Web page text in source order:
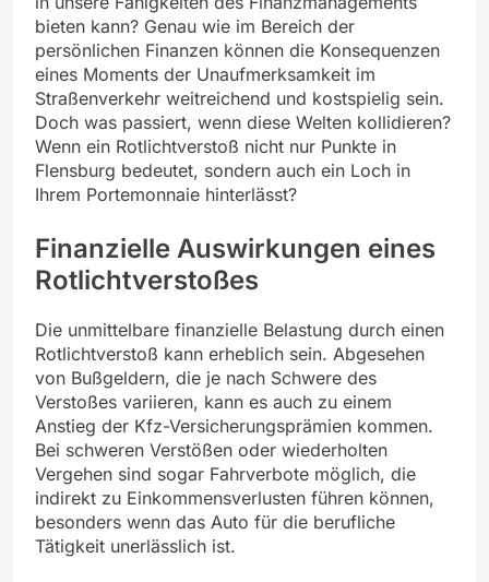
bieten kann? Genau wie im Bereich der
persönlichen Finanzen können die Konsequenzen
eines Moments der Unaufmerksamkeit im
Straßenverkehr weitreichend und kostspielig sein.
Doch was passiert, wenn diese Welten kollidieren?
Wenn ein Rotlichtverstoß nicht nur Punkte in
Flensburg bedeutet, sondern auch ein Loch in
Ihrem Portemonnaie hinterlässt?
Finanzielle Auswirkungen eines
Rotlichtverstoßes
Die unmittelbare finanzielle Belastung durch einen
Rotlichtverstoß kann erheblich sein. Abgesehen
von Bußgeldern, die je nach Schwere des
Verstoßes variieren, kann es auch zu einem
Anstieg der Kfz-Versicherungsprämien kommen.
Bei schweren Verstößen oder wiederholten
Vergehen sind sogar Fahrverbote möglich, die
indirekt zu Einkommensverlusten führen können,
besonders wenn das Auto für die berufliche
Tätigkeit unerlässlich ist.